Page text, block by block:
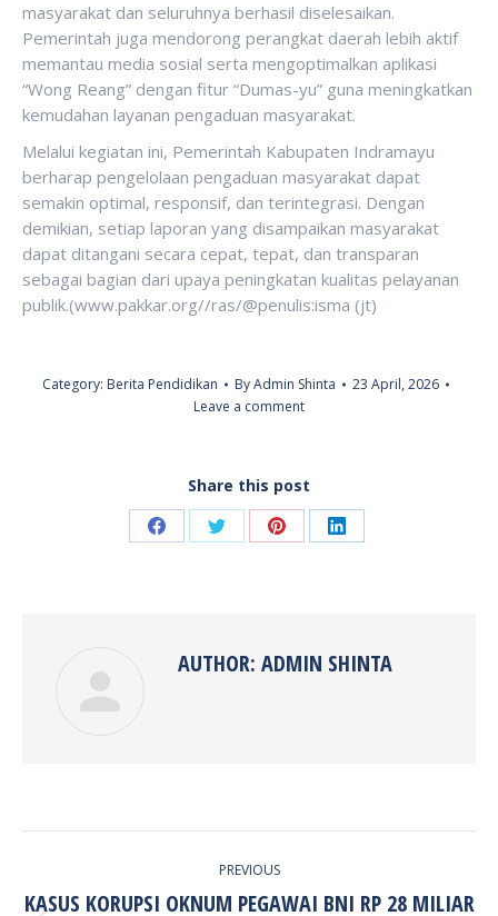
masyarakat dan seluruhnya berhasil diselesaikan.
Pemerintah juga mendorong perangkat daerah lebih aktif
memantau media sosial serta mengoptimalkan aplikasi
“Wong Reang” dengan fitur “Dumas-yu” guna meningkatkan
kemudahan layanan pengaduan masyarakat.
Melalui kegiatan ini, Pemerintah Kabupaten Indramayu
berharap pengelolaan pengaduan masyarakat dapat
semakin optimal, responsif, dan terintegrasi. Dengan
demikian, setiap laporan yang disampaikan masyarakat
dapat ditangani secara cepat, tepat, dan transparan
sebagai bagian dari upaya peningkatan kualitas pelayanan
publik.(www.pakkar.org//ras/@penulis:isma (jt)
Category: Berita Pendidikan ByAdmin Shinta
23 April, 2026
Leave a comment
Share this post
Share Share Share Share
AUTHOR: ADMIN SHINTA
PREVIOUS
KASUS KORUPSI OKNUM PEGAWAI BNI RP 28 MILIAR